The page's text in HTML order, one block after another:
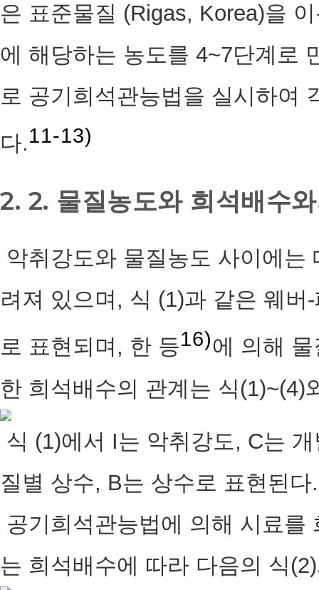
은 표준물질 (Rigas, Korea)을
에 해당하는 농도를 4~7단계로
로 공기희석관능법을 실시하여
다.11-13)
2. 2. 물질농도와 희석배수
악취강도와 물질농도 사이에는
려져 있으며, 식 (1)과 같은 웨버
로 표현되며, 한 등16)에 의해
한 희석배수의 관계는 식(1)~(4)
식 (1)에서 I는 악취강도, C는
질별 상수, B는 상수로 표현된다.
공기희석관능법에 의해 시료를
는 희석배수에 따라 다음의 식